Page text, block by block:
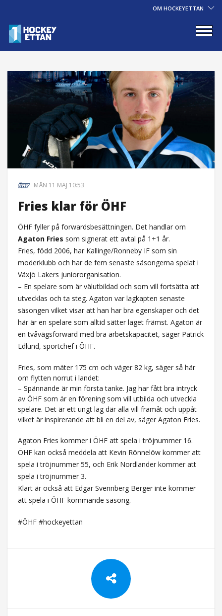
OM HOCKEYETTAN
MÅN 11 MAJ 10:53
Fries klar för ÖHF
ÖHF fyller på forwardsbesättningen. Det handlar om
Agaton Fries som signerat ett avtal på 1+1 år.
Fries, född 2006, har Kallinge/Ronneby IF som sin
moderklubb och har de fem senaste säsongerna spelat i
Växjö Lakers juniororganisation.
– En spelare som är välutbildad och som vill fortsätta att
utvecklas och ta steg. Agaton var lagkapten senaste
säsongen vilket visar att han har bra egenskaper och det
här är en spelare som alltid sätter laget främst. Agaton är
en tvåvägsforward med bra arbetskapacitet, säger Patrick
Edlund, sportchef i ÖHF.
Fries, som mäter 175 cm och väger 82 kg, säger så här
om flytten norrut i landet:
– Spännande är min första tanke. Jag har fått bra intryck
av ÖHF som är en förening som vill utbilda och utveckla
spelare. Det är ett ungt lag där alla vill framåt och uppåt
vilket är inspirerande att bli en del av, säger Agaton Fries.
Agaton Fries kommer i ÖHF att spela i tröjnummer 16.
ÖHF kan också meddela att Kevin Rönnelöw kommer att
spela i tröjnummer 55, och Erik Nordlander kommer att
spela i tröjnummer 3.
Klart är också att Edgar Svennberg Berger inte kommer
att spela i ÖHF kommande säsong.
#ÖHF #hockeyettan